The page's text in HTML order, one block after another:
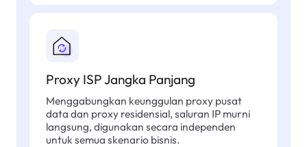
Proxy ISP Jangka Panjang
Menggabungkan keunggulan proxy pusat
data dan proxy residensial, saluran IP murni
langsung, digunakan secara independen
untuk semua skenario bisnis.